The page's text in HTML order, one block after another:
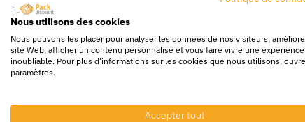
bloc Super Sticky Post-it Jaunes POST-
Le bloc estrepositionnablepour une
Nous utilisons des cookies
Nous pouvons les placer pour analyser les données de nos visiteurs,
site Web, afficher un contenu personnalisé et vous faire vivre une expérience
inoubliable. Pour plus d'informations sur les cookies que nous utilisons,
paramètres.
Accepter tout